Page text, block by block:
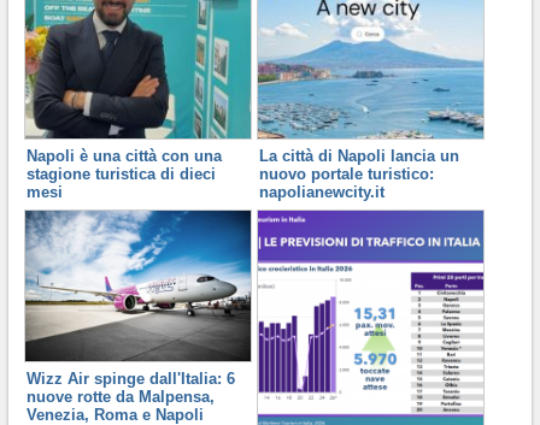
Napoli è una città con una
stagione turistica di dieci
mesi
La città di Napoli lancia un
nuovo portale turistico:
napolianewcity.it
Wizz Air spinge dall'Italia: 6
nuove rotte da Malpensa,
Venezia, Roma e Napoli